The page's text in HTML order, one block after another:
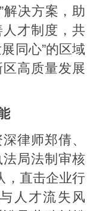
解决方案，助
才制度，共
同心”的区域
高质量发展
律师郑倩、
局法制审核
，直击企业行
人才流失风